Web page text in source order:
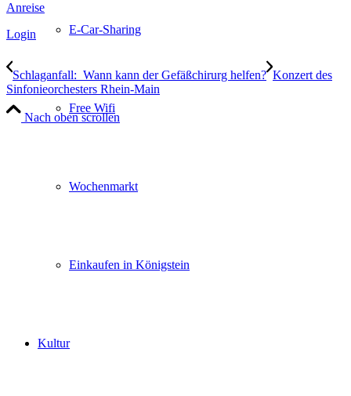
E-Car-Sharing
Free Wifi
Wochenmarkt
Einkaufen in Königstein
Kultur
Anreise
Login
Schlaganfall: Wann kann der Gefäßchirurg helfen? Konzert des
Sinfonieorchesters Rhein-Main
Nach oben scrollen